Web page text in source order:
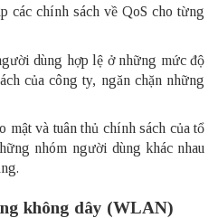
các chính sách về QoS cho từng
dùng hợp lệ ở những mức độ
của công ty, ngăn chặn những
mật và tuân thủ chính sách của tổ
nhóm người dùng khác nhau
không dây (WLAN)